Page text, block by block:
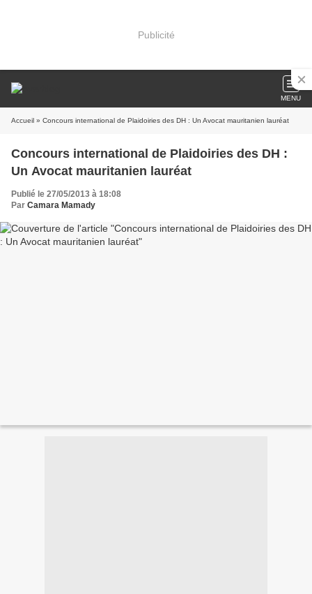
Publicité
MENU
Accueil » Concours international de Plaidoiries des DH : Un Avocat mauritanien lauréat
Concours international de Plaidoiries des DH :
Un Avocat mauritanien lauréat
Publié le 27/05/2013 à 18:08
Par Camara Mamady